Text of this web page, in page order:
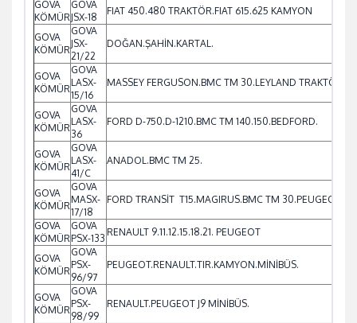
GOVA
KÖMÜR
GOVA
JSX-18
FIAT 450.480 TRAKTÖR.FIAT 615.625 KAMYON
GOVA
KÖMÜR
GOVA
JSX-
21/22
DOĞAN.ŞAHİN.KARTAL.
GOVA
KÖMÜR
GOVA
LASX-
15/16
MASSEY FERGUSON.BMC TM 30.LEYLAND TRAKTÖR.
GOVA
KÖMÜR
GOVA
LASX-
36
FORD D-750.D-1210.BMC TM 140.150.BEDFORD.
GOVA
KÖMÜR
GOVA
LASX-
41/C
ANADOL.BMC TM 25.
GOVA
KÖMÜR
GOVA
MASX-
17/18
FORD TRANSİT T15.MAGIRUS.BMC TM 30.PEUGEOT J9
GOVA
KÖMÜR
GOVA
PSX-133
RENAULT 9.11.12.15.18.21. PEUGEOT
GOVA
KÖMÜR
GOVA
PSX-
96/97
PEUGEOT.RENAULT.TIR.KAMYON.MİNİBÜS.
GOVA
KÖMÜR
GOVA
PSX-
98/99
RENAULT.PEUGEOT J9 MİNİBÜS.